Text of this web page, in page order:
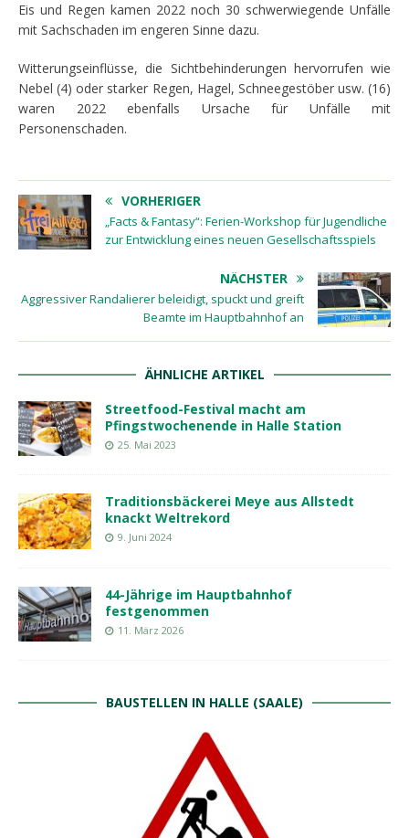
Eis und Regen kamen 2022 noch 30 schwerwiegende Unfälle
mit Sachschaden im engeren Sinne dazu.
Witterungseinflüsse, die Sichtbehinderungen hervorrufen wie
Nebel (4) oder starker Regen, Hagel, Schneegestöber usw. (16)
waren 2022 ebenfalls Ursache für Unfälle mit
Personenschaden.
VORHERIGER
„Facts & Fantasy“: Ferien-Workshop für Jugendliche
zur Entwicklung eines neuen Gesellschaftsspiels
NÄCHSTER
Aggressiver Randalierer beleidigt, spuckt und greift
Beamte im Hauptbahnhof an
ÄHNLICHE ARTIKEL
Streetfood-Festival macht am
Pfingstwochenende in Halle Station
25. Mai 2023
Traditionsbäckerei Meye aus Allstedt
knackt Weltrekord
9. Juni 2024
44-Jährige im Hauptbahnhof
festgenommen
11. März 2026
BAUSTELLEN IN HALLE (SAALE)